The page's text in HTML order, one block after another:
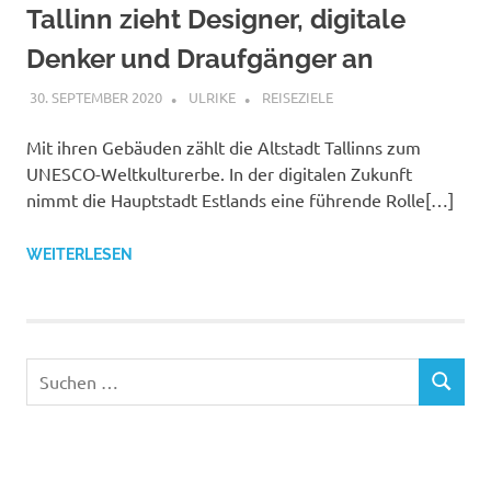
Tallinn zieht Designer, digitale
Denker und Draufgänger an
30. SEPTEMBER 2020 ULRIKE REISEZIELE
Mit ihren Gebäuden zählt die Altstadt Tallinns zum
UNESCO-Weltkulturerbe. In der digitalen Zukunft
nimmt die Hauptstadt Estlands eine führende Rolle[…]
WEITERLESEN
Suchen
SUCHEN